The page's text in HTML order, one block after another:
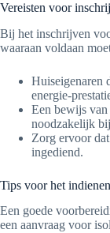
Vereisten voor
Bij het inschrijven
waaraan voldaan
Huiseigenaren
energie-
Een bewijs
noodzakelijk
Zorg ervoor
ingediend.
Tips voor het
Een goede
een aanvraag voor